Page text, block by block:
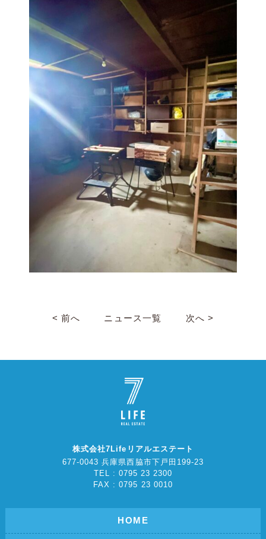
< 前へ ニュース一覧 次へ >
株式会社7Lifeリアルエステート
677-0043 兵庫県西脇市下戸田199-23
TEL : 0795 23 2300
FAX : 0795 23 0010
HOME